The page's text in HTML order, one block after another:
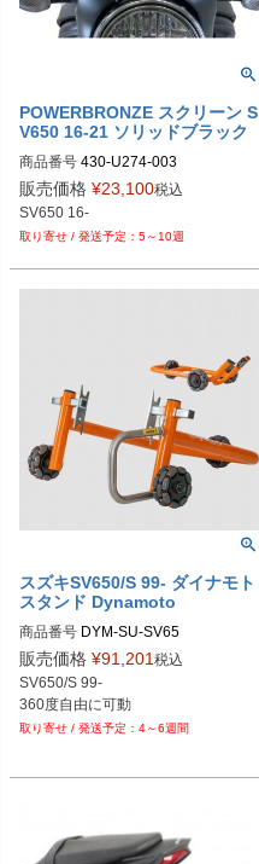
POWERBRONZE スクリーン S
V650 16-21 ソリッドブラック
商品番号 430-U274-003
販売価格 ¥23,100税込
5～10週
スズキSV650/S 99- ダイナモト
スタンド Dynamoto
商品番号 DYM-SU-SV65
販売価格 ¥91,201 税込
SV650/S 99-
4～6週間